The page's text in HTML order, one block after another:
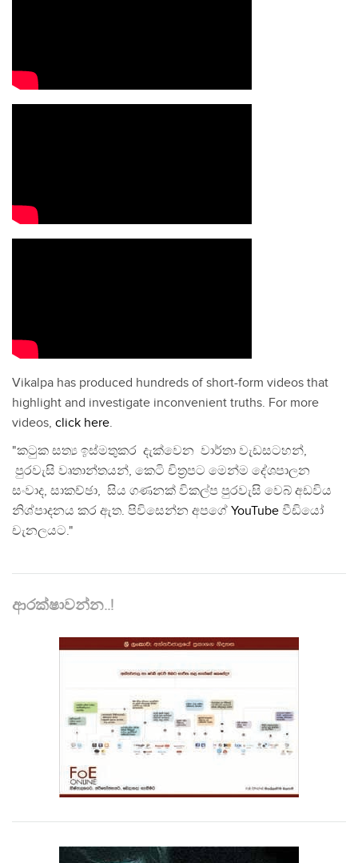
Vikalpa has produced hundreds of short-form videos that
highlight and investigate inconvenient truths. For more
videos, click here.
"කටුක සත්‍ය ඉස්මතුකර දැක්වෙන වාර්තා වැඩසටහන්,
පුරවැසි වෘතාන්තයන්, කෙටි චිත්‍රපට මෙන්ම දේශපාලන
සංවාද, සාකච්ඡා, සිය ගණනක් විකල්ප පුරවැසි වෙබ් අඩවිය
නිශ්පාදනය කර ඇත. පිවිසෙන්න අපගේ YouTube වීඩියෝ
චැනලයට."
ආරක්ෂාවන්න..!